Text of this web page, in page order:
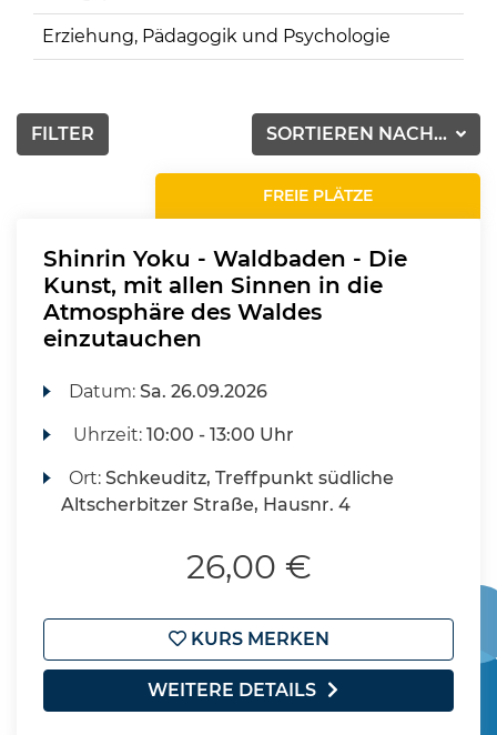
Erziehung, Pädagogik und Psychologie
SORTIEREN NACH...
FILTER
FREIE PLÄTZE
Shinrin Yoku - Waldbaden - Die
Kunst, mit allen Sinnen in die
Atmosphäre des Waldes
einzutauchen
Datum:Sa. 26.09.2026
Uhrzeit:10:00 - 13:00 Uhr
Ort:Schkeuditz, Treffpunkt südliche
Altscherbitzer Straße, Hausnr. 4
26,00 €
KURS MERKEN
WEITERE DETAILS